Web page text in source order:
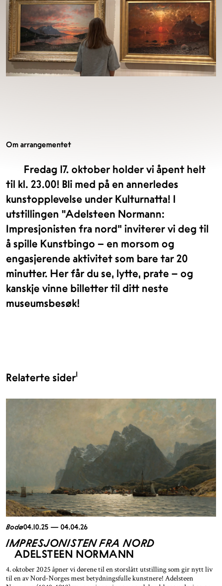
Om arrangementet
Fredag 17. oktober holder vi åpent helt
til kl. 23.00! Bli med på en annerledes
kunstopplevelse under Kulturnatta! I
utstillingen "Adelsteen Normann:
Impresjonisten fra nord" inviterer vi deg til
å spille Kunstbingo – en morsom og
engasjerende aktivitet som bare tar 20
minutter. Her får du se, lytte, prate – og
kanskje vinne billetter til ditt neste
museumsbesøk!
Relaterte sider1
Bodø04.10.25 — 04.04.26
IMPRESJONISTEN FRA NORD
ADELSTEEN NORMANN
4. oktober 2025 åpner vi dørene til en storslått utstilling som gir nytt liv
til en av Nord-Norges mest betydningsfulle kunstnere! Adelsteen